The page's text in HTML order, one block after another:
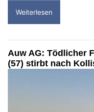
Weiterlesen
Auw AG: Tödlicher
(57) stirbt nach